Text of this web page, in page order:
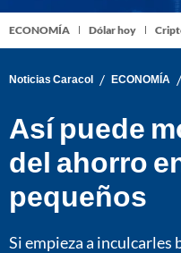
ECONOMÍA Dólar hoy
Noticias Caracol / ECONOMÍA /
Así puede
del ahorro
pequeños
Si empieza a inculcarles